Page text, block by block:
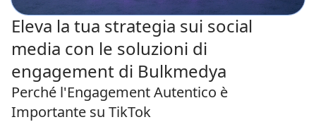
Eleva la tua strategia sui social
media con le soluzioni di
engagement di Bulkmedya
Perché l'Engagement Autentico è
Importante su TikTok